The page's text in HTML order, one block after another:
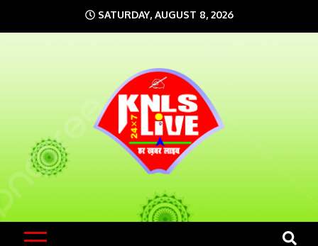
to
SATURDAY, AUGUST 8, 2026
KNLS LIVE
India`s No.1 News Portal